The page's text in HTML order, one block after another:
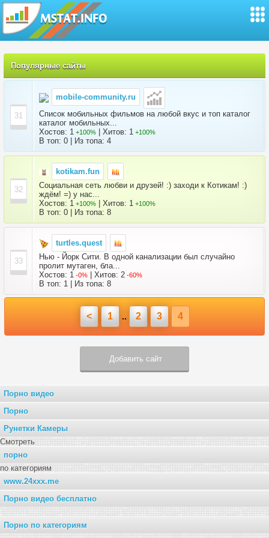
Популярные сайты
31
mobile-community.ru
Список мобильных фильмов на любой вкус и топ каталог
каталог мобильных...
Хостов: 1 +100% | Хитов: 1 +100%
В топ: 0 | Из топа: 4
32
kotikam.fun
Социальная сеть любви и друзей! :) заходи к Котикам! :)
ждём! =) у нас...
Хостов: 1 +100% | Хитов: 1 +100%
В топ: 0 | Из топа: 8
33
turtles.quest
Нью - Йорк Сити. В одной канализации был случайно
пролит мутаген, бла...
Хостов: 1 -0% | Хитов: 2 -60%
В топ: 1 | Из топа: 8
< 1 .. 2 3 4
Добавить сайт
Порно видео
Порно
Рунетки Камеры
Смотреть
порно
по категориям
www.24xxx.me
Порно видео бесплатно
Порно по категориям